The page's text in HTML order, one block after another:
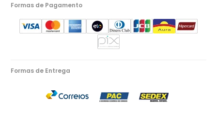
Formas de Pagamento
Formas de Entrega